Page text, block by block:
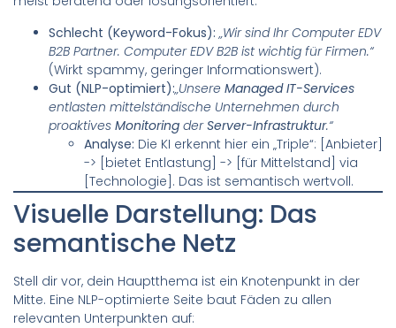
Schlecht (Keyword-Fokus): „Wir sind Ihr Computer EDV
B2B Partner. Computer EDV B2B ist wichtig für Firmen.“
(Wirkt spammy, geringer Informationswert).
Gut (NLP-optimiert):„Unsere Managed IT-Services
entlasten mittelständische Unternehmen durch
proaktives Monitoring derServer-Infrastruktur.“
Analyse: Die KI erkennt hier ein „Triple“: [Anbieter]
-> [bietet Entlastung] -> [für Mittelstand] via
[Technologie]. Das ist semantisch wertvoll.
Visuelle Darstellung: Das
semantische Netz
Stell dir vor, dein Hauptthema ist ein Knotenpunkt in der
Mitte. Eine NLP-optimierte Seite baut Fäden zu allen
relevanten Unterpunkten auf: